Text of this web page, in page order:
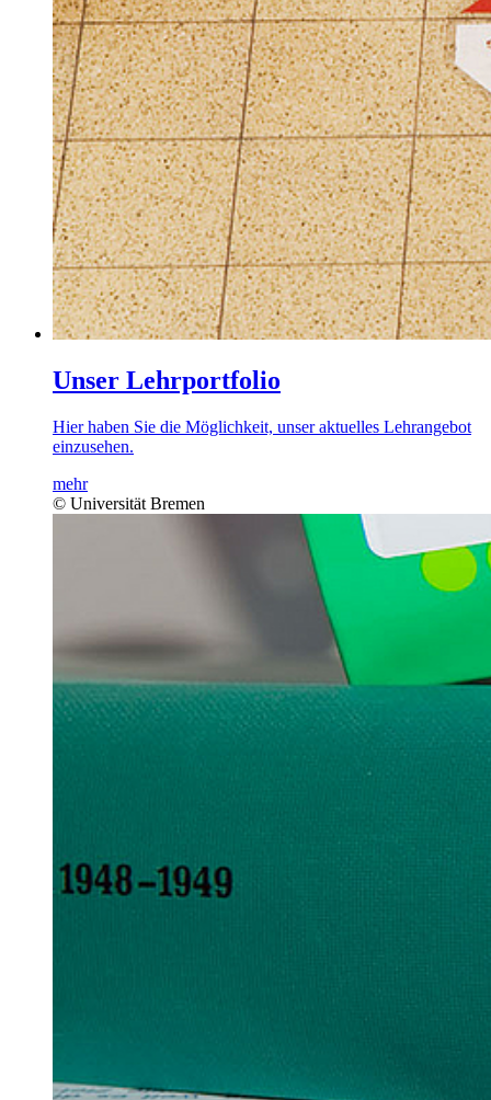
Unser Lehrportfolio
Hier haben Sie die Möglichkeit, unser aktuelles Lehrangebot
einzusehen.
mehr
© Universität Bremen